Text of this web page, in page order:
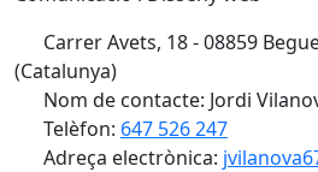
Carrer Avets, 18 - 08859
(Catalunya)
Nom de contacte: Jordi
Telèfon: 647 526 247
Adreça electrònica: